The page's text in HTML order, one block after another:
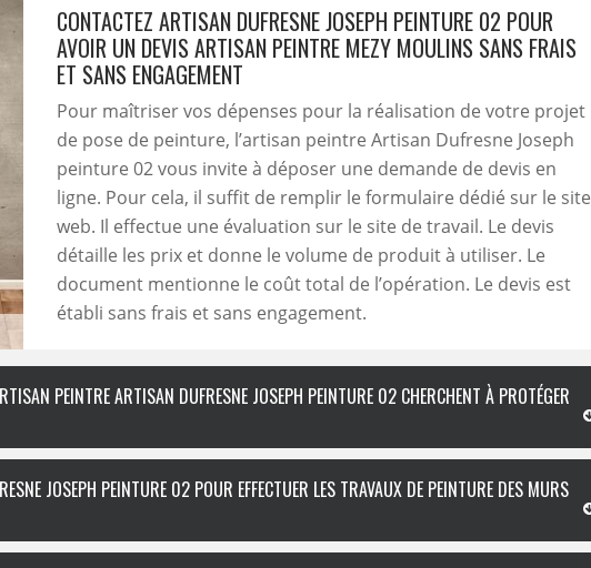
CONTACTEZ ARTISAN DUFRESNE JOSEPH PEINTURE 02 POUR
AVOIR UN DEVIS ARTISAN PEINTRE MEZY MOULINS SANS FRAIS
ET SANS ENGAGEMENT
Pour maîtriser vos dépenses pour la réalisation de votre projet
de pose de peinture, l’artisan peintre Artisan Dufresne Joseph
peinture 02 vous invite à déposer une demande de devis en
ligne. Pour cela, il suffit de remplir le formulaire dédié sur le site
web. Il effectue une évaluation sur le site de travail. Le devis
détaille les prix et donne le volume de produit à utiliser. Le
document mentionne le coût total de l’opération. Le devis est
établi sans frais et sans engagement.
PEINTRE ARTISAN DUFRESNE JOSEPH PEINTURE 02 CHERCHENT À PROTÉGER
JOSEPH PEINTURE 02 POUR EFFECTUER LES TRAVAUX DE PEINTURE DES MURS